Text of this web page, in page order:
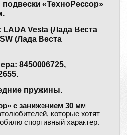
«ТехноРессор»
Vesta (Лада Веста
(Лада Веста
8450006725,
пружины.
с занижением 30 мм
которые хотят
спортивный характер.